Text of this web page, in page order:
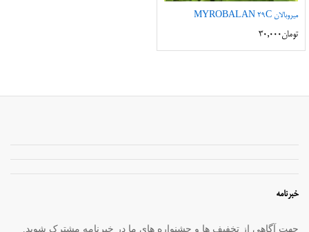
میروبالان MYROBALAN 29C
تومان30,000
خبرنامه
جهت آگاهی از تخفیف ها و جشنواره های ما در خبرنامه مشترک شوید.